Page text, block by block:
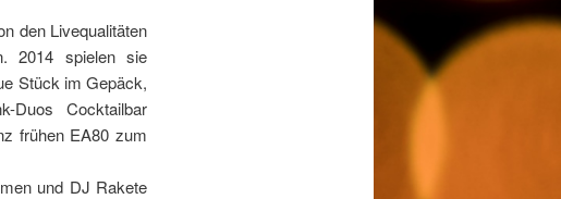
den Livequalitäten
2014 spielen sie
Stück im Gepäck,
Duos Cocktailbar
frühen EA80 zum
und DJ Rakete